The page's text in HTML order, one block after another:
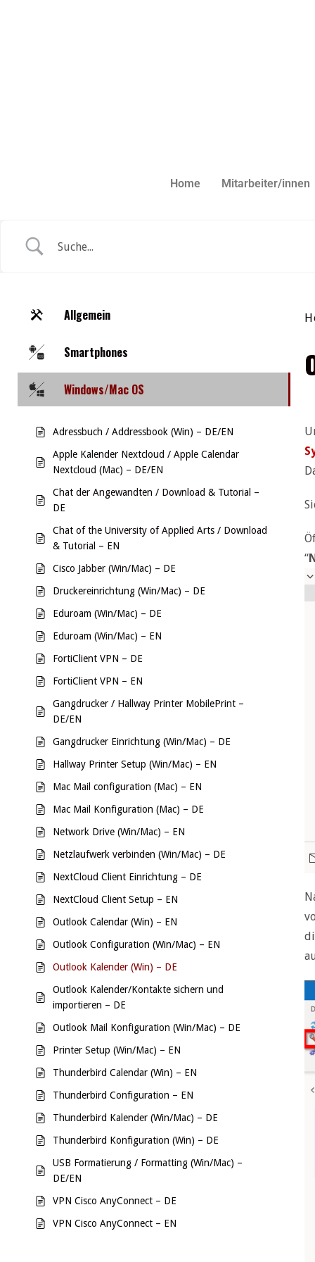
Home Mitarbeiter/innen
Allgemein
Smartphones
Windows/Mac OS
Adressbuch / Addressbook (Win) – DE/EN
Apple Kalender Nextcloud / Apple Calendar
Nextcloud (Mac) – DE/EN
Chat der Angewandten / Download & Tutorial –
DE
Chat of the University of Applied Arts / Download
& Tutorial – EN
Cisco Jabber (Win/Mac) – DE
Druckereinrichtung (Win/Mac) – DE
Eduroam (Win/Mac) – DE
Eduroam (Win/Mac) – EN
FortiClient VPN – DE
FortiClient VPN – EN
Gangdrucker / Hallway Printer MobilePrint –
DE/EN
Gangdrucker Einrichtung (Win/Mac) – DE
Hallway Printer Setup (Win/Mac) – EN
Mac Mail configuration (Mac) – EN
Mac Mail Konfiguration (Mac) – DE
Network Drive (Win/Mac) – EN
Netzlaufwerk verbinden (Win/Mac) – DE
NextCloud Client Einrichtung – DE
NextCloud Client Setup – EN
Outlook Calendar (Win) – EN
Outlook Configuration (Win/Mac) – EN
Outlook Kalender (Win) – DE
Outlook Kalender/Kontakte sichern und
importieren – DE
Outlook Mail Konfiguration (Win/Mac) – DE
Printer Setup (Win/Mac) – EN
Thunderbird Calendar (Win) – EN
Thunderbird Configuration – EN
Thunderbird Kalender (Win/Mac) – DE
Thunderbird Konfiguration (Win) – DE
USB Formatierung / Formatting (Win/Mac) –
DE/EN
VPN Cisco AnyConnect – DE
VPN Cisco AnyConnect – EN
“